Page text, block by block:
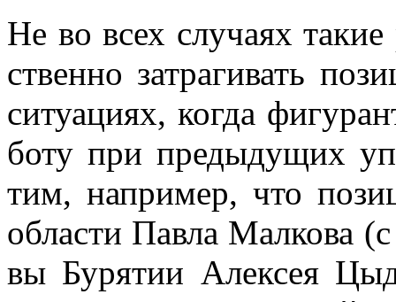
Не во всех слу­ча­ях
ствен­но за­тра­ги­вать
си­ту­а­ци­ях, ко­гда
бо­ту при преды­ду­щих
тим, на­при­мер, что
об­ла­сти Пав­ла Мал­ко­ва
вы Бу­ря­тии Алек­сея